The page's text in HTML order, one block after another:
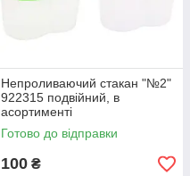
Непроливаючий стакан "№2"
922315 подвійний, в
асортименті
Готово до відправки
100 ₴